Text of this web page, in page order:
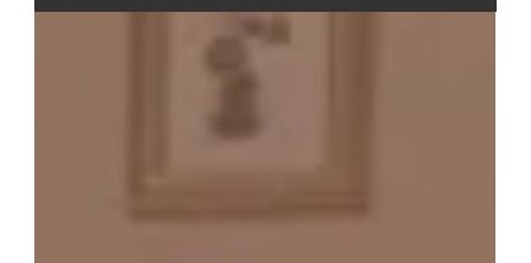
プリントフォント詳細＆使用例